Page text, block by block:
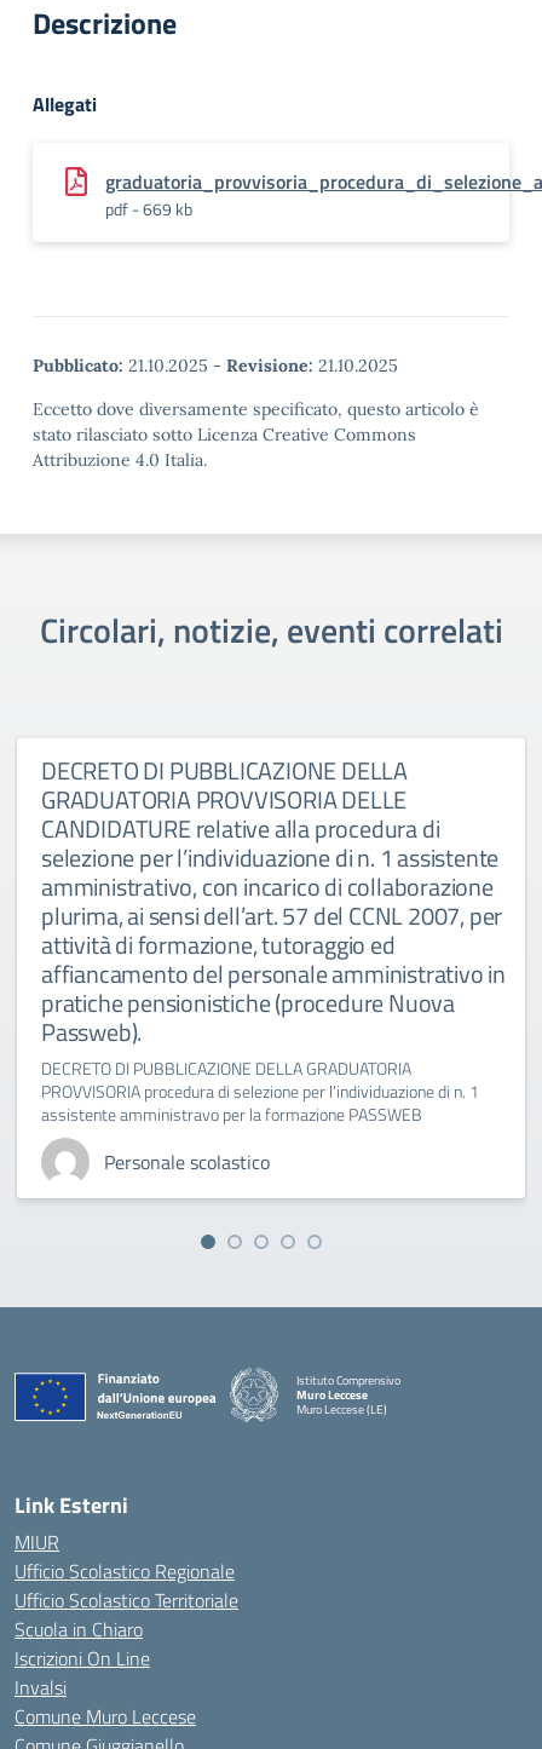
Descrizione
Allegati
pdf - 669 kb
Pubblicato: 21.10.2025 - Revisione: 21.10.2025
Eccetto dove diversamente specificato, questo articolo è
stato rilasciato sotto Licenza Creative Commons
Attribuzione 4.0 Italia.
Circolari, notizie, eventi correlati
DECRETO DI PUBBLICAZIONE DELLA
GRADUATORIA PROVVISORIA DELLE
CANDIDATURE relative alla procedura di
selezione per l’individuazione di n. 1 assistente
amministrativo, con incarico di collaborazione
plurima, ai sensi dell’art. 57 del CCNL 2007, per
attività di formazione, tutoraggio ed
affiancamento del personale amministrativo in
pratiche pensionistiche (procedure Nuova
Passweb).
DECRETO DI PUBBLICAZIONE DELLA GRADUATORIA
PROVVISORIA procedura di selezione per l’individuazione di n. 1
assistente amministravo per la formazione PASSWEB
Personale scolastico
Istituto Comprensivo
Muro Leccese
Muro Leccese (LE)
Link Esterni
MIUR
Ufficio Scolastico Regionale
Ufficio Scolastico Territoriale
Scuola in Chiaro
Iscrizioni On Line
Invalsi
Comune Muro Leccese